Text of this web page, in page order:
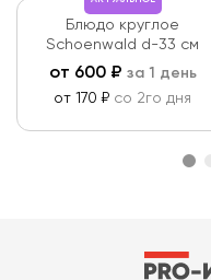
Блюдо круглое
Schoenwald d-33 см
от 600₽ за 1 день
от 170 ₽ со 2го дня